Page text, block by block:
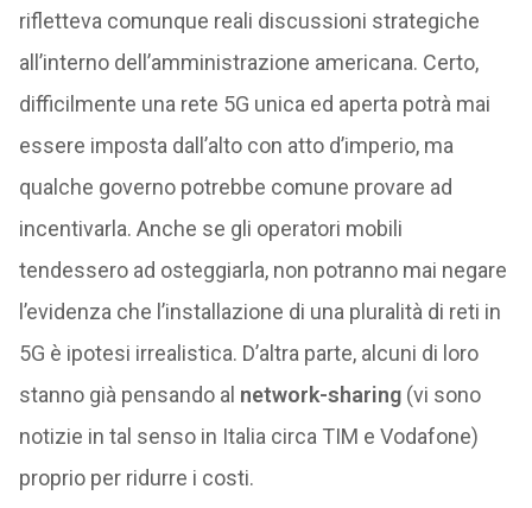
rifletteva comunque reali discussioni strategiche
all’interno dell’amministrazione americana. Certo,
difficilmente una rete 5G unica ed aperta potrà mai
essere imposta dall’alto con atto d’imperio, ma
qualche governo potrebbe comune provare ad
incentivarla. Anche se gli operatori mobili
tendessero ad osteggiarla, non potranno mai negare
l’evidenza che l’installazione di una pluralità di reti in
5G è ipotesi irrealistica. D’altra parte, alcuni di loro
stanno già pensando al network-sharing(vi sono
notizie in tal senso in Italia circa TIM e Vodafone)
proprio per ridurre i costi.